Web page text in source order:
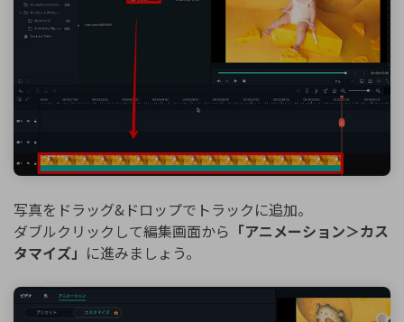
写真をドラッグ&ドロップでトラックに追加。
ダブルクリックして編集画面から 「アニメーション＞カス
タマイズ」 に進みましょう。